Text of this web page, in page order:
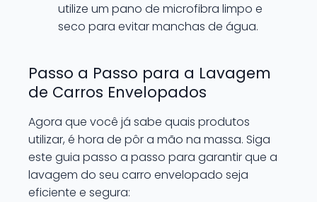
utilize um pano de microfibra limpo e
seco para evitar manchas de água.
Passo a Passo para a Lavagem
de Carros Envelopados
Agora que você já sabe quais produtos
utilizar, é hora de pôr a mão na massa. Siga
este guia passo a passo para garantir que a
lavagem do seu carro envelopado seja
eficiente e segura: